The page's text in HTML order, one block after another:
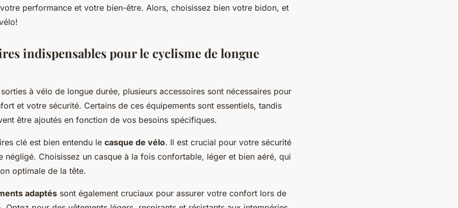
performance et votre bien-être. Alors, choisissez bien votre bidon, et
indispensables pour le cyclisme de longue
à vélo de longue durée, plusieurs accessoires sont nécessaires pour
et votre sécurité. Certains de ces équipements sont essentiels, tandis
être ajoutés en fonction de vos besoins spécifiques.
clé est bien entendu le casque de vélo. Il est crucial pour votre sécurité
négligé. Choisissez un casque à la fois confortable, léger et bien aéré, qui
optimale de la tête.
adaptés sont également cruciaux pour assurer votre confort lors de